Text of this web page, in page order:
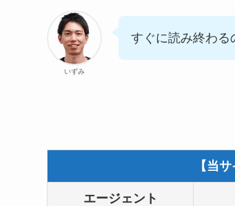
いずみ
すぐに読み終わる
【当
エージェント